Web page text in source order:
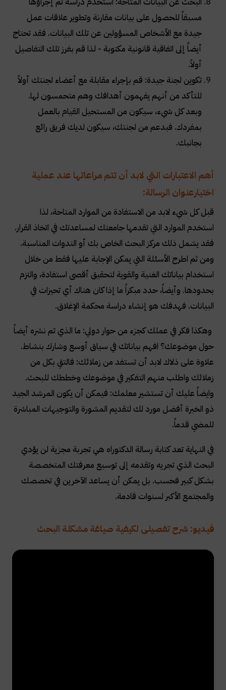
مسبقاً للحصول على بيانات مقارنة وتطوير علاقات عمل
جيدة مع الأشخاص المسؤولين عن تلك البيانات. فقد تحتاج
أيضاً إلى اتفاقية قانونية مكتوبة - لذا قم بفرز تلك التفاصيل
أولاً.
تكوين لجنة جيدة: قم بإجراء مقابلة مع أعضاء لجنتك أولاً
للتأكد من أنهم يفهمون أهدافك وهم متحمسون لها.
وبعد كل شيء، سيكون من المستحيل القيام بالعمل
بمفردك. فبدعم من لجنتك، سيكون لديك فريق رائع
بجانبك.
أهم الاعتبارات التي لابد أن تتم مراعاتها عند عملية
اختيارعنوان الرسالة:
قبل كل شيء لابد من الاستفادة من الموارد المتاحة، لذا
استخدم الموارد التي تقدمها جامعتك لمساعدتك في اتخاذ القرار.
فقد يشمل ذلك مركز البحث الخاص بك أو الندوات المناسبة.
ومن ثم اطرح الأسئلة التي يمكن الإجابة عليها فقط من خلال
استخدام بياناتك الغنية والقوية لتحقيق أقصى استفادة، والتزم
بحدودها. وأيضاً، حدد مبكراً ما إذا كان هناك أي تحيزات في
البيانات. فهدفك هو إنشاء دراسة محكمة الإغلاق.
وهكذا فكر في عملك كجزء من حوار دولي: ما الذي تم نشره أيضاً
حول موضوعك؟ افهم بياناتك في سياق أوسع وشارك بنشاط.
علاوة على ذلاك لابد أن تستفد من زملائك: فالتقِ بكل من
زملائك واطلب منهم التفكير في موضوعك وخططك للبحث.
وايضاً عليك أن تستشير معلمك: فيمكن أن يكون المرشد الجيد
ذو الخبرة أفضل مورد لك لتقديم المشورة والتوجيهات المباشرة
للمضي قدماً.
في النهاية تعد كتابة رسالة الدكتوراه هي تجربة مجزية لن يؤدي
البحث الذي تجريه وتقدمه إلى توسيع معرفتك المتخصصة
بشكل كبير فحسب. بل يمكن أن يساعد الآخرين في تخصصك
والمجتمع الأكبر لسنوات قادمة.
فيديو: شرح تفصيلى لكيفية صياغة مشكلة البحث